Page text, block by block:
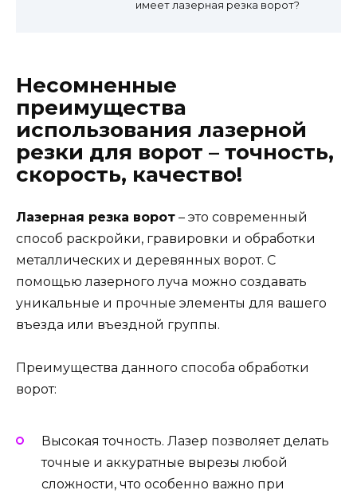
имеет лазерная резка ворот?
Несомненные
преимущества
использования лазерной
резки для ворот – точность,
скорость, качество!
Лазерная резка ворот – это современный
способ раскройки, гравировки и обработки
металлических и деревянных ворот. С
помощью лазерного луча можно создавать
уникальные и прочные элементы для вашего
въезда или въездной группы.
Преимущества данного способа обработки
ворот:
Высокая точность. Лазер позволяет делать
точные и аккуратные вырезы любой
сложности, что особенно важно при